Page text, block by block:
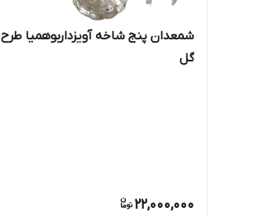
شمعدان پنج شاخه آویزداربوهمیا طرح
گل
22,000,000